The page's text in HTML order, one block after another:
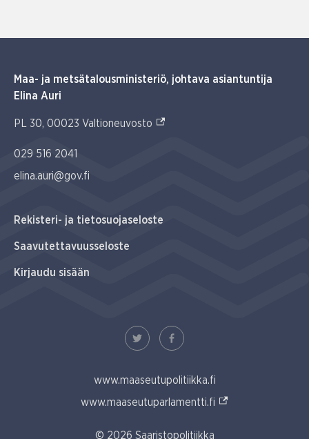
Maa- ja metsätalousministeriö, johtava asiantuntija
Elina Auri
PL 30, 00023 Valtioneuvosto (Ulkoinen linkki)
029 516 2041
elina.auri@gov.fi
Rekisteri- ja tietosuojaseloste
Saavutettavuusseloste
Kirjaudu sisään
© 2026 Saaristopolitiikka
www.maaseutupolitiikka.fi
www.maaseutuparlamentti.fi (Ulkoinen linkki)